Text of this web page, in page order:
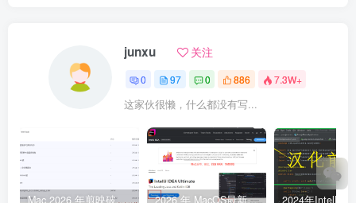
junxu 关注
0 97 0 886 7.3W+
这家伙很懒，什么都没有写...
Mac 2026 年剪映破解版、剪映永久VIP版本免费下载，亲测有效 2026 年 MacOS最新 IntelliJ IDEA 破解激活教程：永久激活到 2099 年